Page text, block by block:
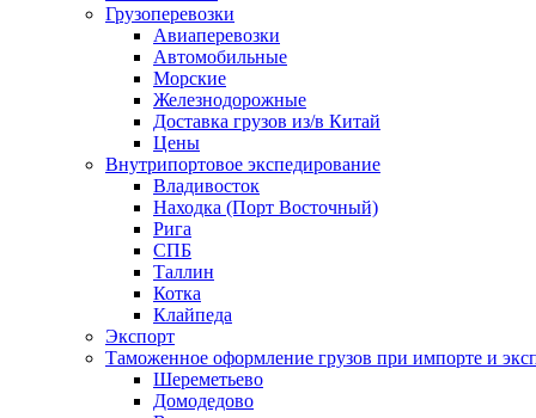
Грузоперевозки
Авиаперевозки
Автомобильные
Морские
Железнодорожные
Доставка грузов из/в Китай
Цены
Внутрипортовое экспедирование
Владивосток
Находка (Порт Восточный)
Рига
СПБ
Таллин
Котка
Клайпеда
Экспорт
Таможенное оформление грузов при импорте и
Шереметьево
Домодедово